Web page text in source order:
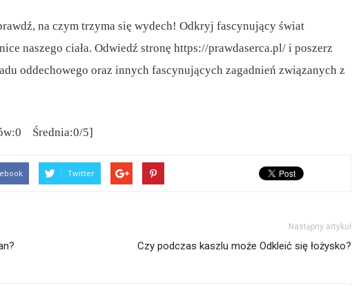
na czym trzyma się wydech! Odkryj fascynujący świat
naszego ciała. Odwiedź stronę https://prawdaserca.pl/ i poszerz
oddechowego oraz innych fascynujących zagadnień związanych z
Średnia:0/5]
Twitter
Następny artykuł
Czy podczas kaszlu może Odkleić się łożysko?